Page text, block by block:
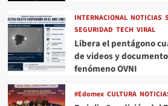
INTERNACIONAL NOTICIAS
SEGURIDAD TECH VIRAL
Libera el pentágono
de videos y
fenómeno OVNI
#Edomex CULTURA